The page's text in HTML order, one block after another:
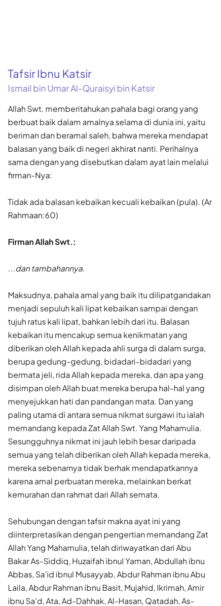
Tafsir Ibnu Katsir
Ismail bin Umar Al-Quraisyi bin Katsir
Allah Swt. memberitahukan pahala bagi orang yang
berbuat baik dalam amalnya selama di dunia ini, yaitu
beriman dan beramal saleh, bahwa mereka mendapat
balasan yang baik di negeri akhirat nanti. Perihalnya
sama dengan yang disebutkan dalam ayat lain melalui
firman-Nya:
Tidak ada balasan kebaikan kecuali kebaikan (pula). (Ar
Rahmaan:60)
Firman Allah Swt.:
...dan tambahannya.
Maksudnya, pahala amal yang baik itu dilipatgandakan
menjadi sepuluh kali lipat kebaikan sampai dengan
tujuh ratus kali lipat, bahkan lebih dari itu. Balasan
kebaikan itu mencakup semua kenikmatan yang
diberikan oleh Allah kepada ahli surga di dalam surga,
berupa gedung-gedung, bidadari-bidadari yang
bermata jeli, rida Allah kepada mereka, dan apa yang
disimpan oleh Allah buat mereka berupa hal-hal yang
menyejukkan hati dan pandangan mata. Dan yang
paling utama di antara semua nikmat surgawi itu ialah
memandang kepada Zat Allah Swt. Yang Mahamulia.
Sesungguhnya nikmat ini jauh lebih besar daripada
semua yang telah diberikan oleh Allah kepada mereka,
mereka sebenarnya tidak berhak mendapatkannya
karena amal perbuatan mereka, melainkan berkat
kemurahan dan rahmat dari Allah semata.
Sehubungan dengan tafsir makna ayat ini yang
diinterpretasikan dengan pengertian memandang Zat
Allah Yang Mahamulia, telah diriwayatkan dari Abu
Bakar As-Siddiq, Huzaifah ibnul Yaman, Abdullah ibnu
Abbas, Sa'id ibnul Musayyab, Abdur Rahman ibnu Abu
Laila, Abdur Rahman ibnu Basit, Mujahid, Ikrimah, Amir
ibnu Sa'd, Ata, Ad-Dahhak, Al-Hasan, Qatadah, As-